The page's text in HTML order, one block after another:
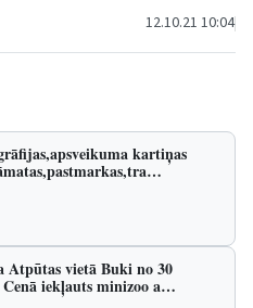
12.10.21 10:04|
kartiņas
Atpūtas vietā Buki no 30
iekļauts minizoo a…